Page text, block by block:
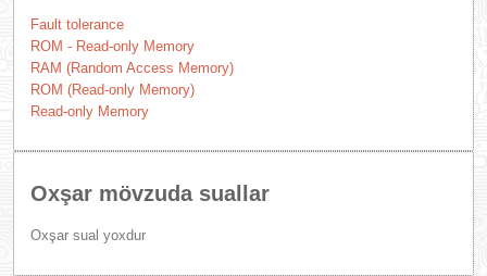
Fault tolerance
ROM - Read-only Memory
RAM (Random Access Memory)
ROM (Read-only Memory)
Read-only Memory
Oxşar mövzuda suallar
Oxşar sual yoxdur